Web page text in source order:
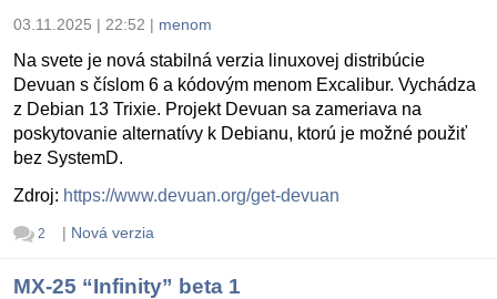
03.11.2025 | 22:52 | menom
Na svete je nová stabilná verzia linuxovej distribúcie
Devuan s číslom 6 a kódovým menom Excalibur. Vychádza
z Debian 13 Trixie. Projekt Devuan sa zameriava na
poskytovanie alternatívy k Debianu, ktorú je možné použiť
bez SystemD.
Zdroj: https://www.devuan.org/get-devuan
2 | Nová verzia
MX-25 “Infinity” beta 1